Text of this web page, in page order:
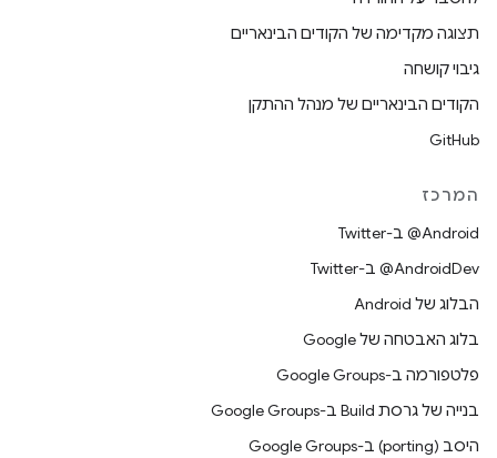
תצוגה מקדימה של הקודים הבינאריים
גיבוי קושחה
הקודים הבינאריים של מנהל ההתקן
GitHub
המרכז
‎@Android ב-Twitter
‎@AndroidDev ב-Twitter
הבלוג של Android
בלוג האבטחה של Google
פלטפורמה ב-Google Groups
בנייה של גרסת Build ב-Google Groups
היסב (porting) ב-Google Groups